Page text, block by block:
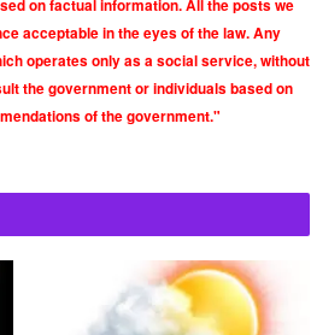
on factual information. All the posts we
acceptable in the eyes of the law. Any
operates only as a social service, without
the government or individuals based on
of the government."